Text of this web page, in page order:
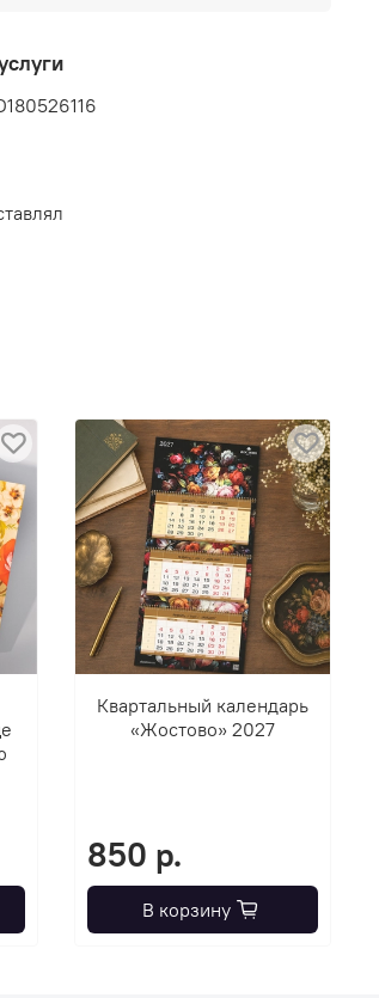
Квартальный календарь
«Жостово» 2027
850 р.
В корзину